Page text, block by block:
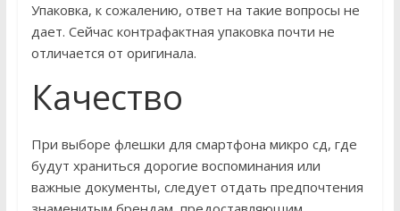
Упаковка, к сожалению, ответ на такие вопросы не
дает. Сейчас контрафактная упаковка почти не
отличается от оригинала.
Качество
При выборе флешки для смартфона микро сд, где
будут храниться дорогие воспоминания или
важные документы, следует отдать предпочтения